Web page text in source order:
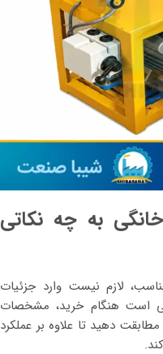
خانگی به چه نکاتی
لازم نیست وارد جزئیات
است هنگام خرید، مشخصات
مطابقت دهید تا علاوه بر عملکرد